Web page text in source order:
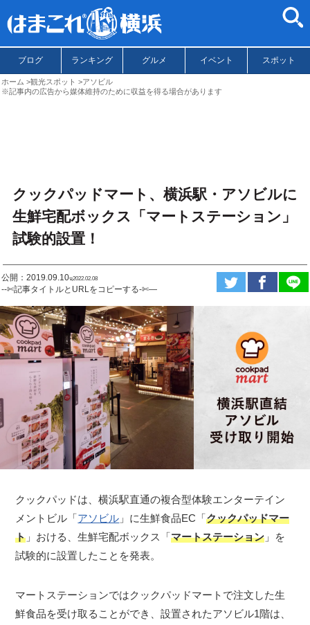
ブログ ランキング グルメ イベント スポット
ホーム 観光スポット
アソビル
※記事内の広告から媒体維持のために収益を得る場合があります
クックパッドマート、横浜駅・アソビルに
生鮮宅配ボックス「マートステーション」
試験的設置！
公開：2019.09.10ಇ2022.02.08
--✄記事タイトルとURLをコピーする-✄—
クックパッドは、横浜駅直通の複合型体験エンターテイン
メントビル「アソビル 」に生鮮食品EC「クックパッドマー
ト 」おける、生鮮宅配ボックス「マートステーション 」を
試験的に設置したことを発表。
マートステーションではクックパッドマートで注文した生
鮮食品を受け取ることができ、設置されたアソビル1階は、